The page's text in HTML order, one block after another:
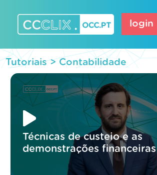
content
login
Tutoriais > Contabilidade
Técnicas de custeio e as
demonstrações financeiras